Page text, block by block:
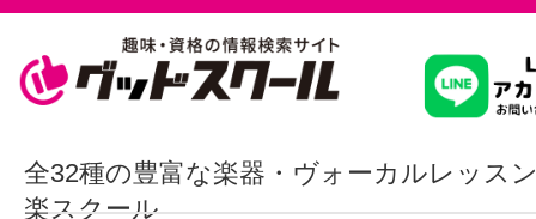
習いたいこ
全32種の豊富な楽器・ヴォーカルレッス
楽スクール